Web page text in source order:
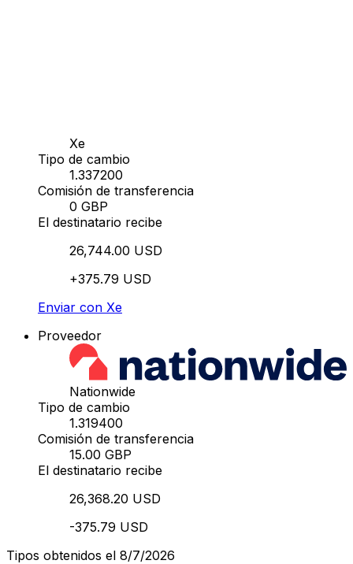
Xe
Tipo de cambio
1.337200
Comisión de transferencia
0 GBP
El destinatario recibe
26,744.00 USD
+375.79 USD
Enviar con Xe
Proveedor
Nationwide
Tipo de cambio
1.319400
Comisión de transferencia
15.00 GBP
El destinatario recibe
26,368.20 USD
-375.79 USD
Tipos obtenidos el 8/7/2026